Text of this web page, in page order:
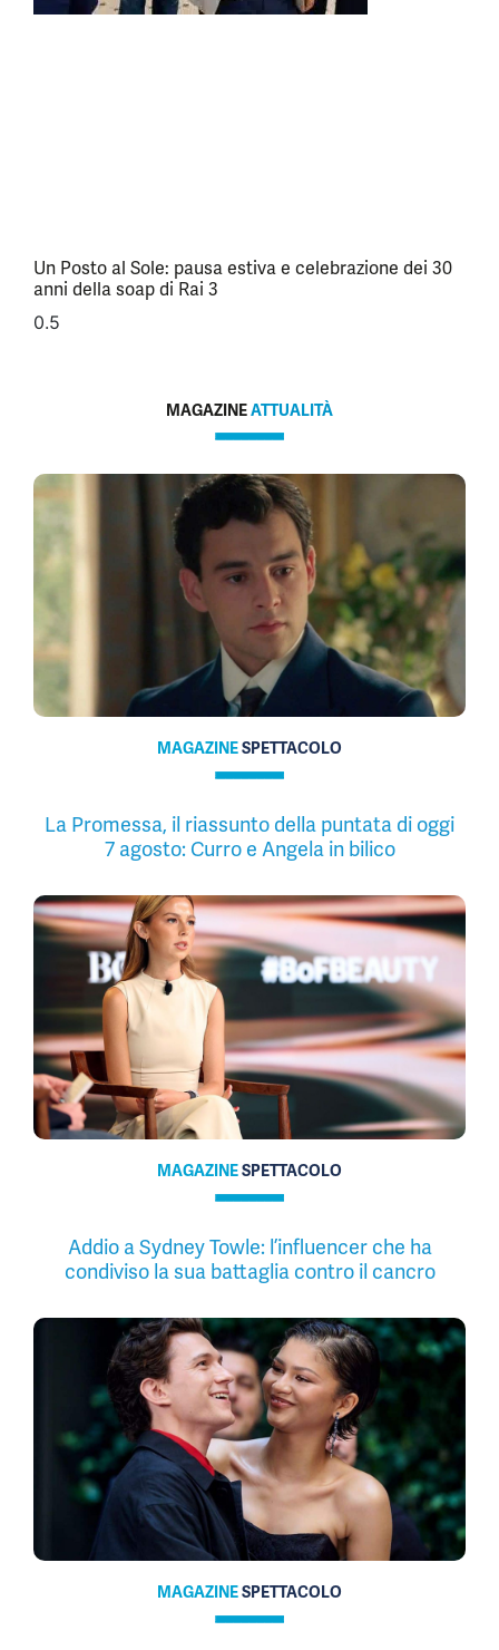
Un Posto al Sole: pausa estiva e celebrazione dei 30
anni della soap di Rai 3
MAGAZINEATTUALITÀ
MAGAZINESPETTACOLO
La Promessa, il riassunto della puntata di oggi
7 agosto: Curro e Angela in bilico
MAGAZINESPETTACOLO
Addio a Sydney Towle: l’influencer che ha
condiviso la sua battaglia contro il cancro
MAGAZINESPETTACOLO